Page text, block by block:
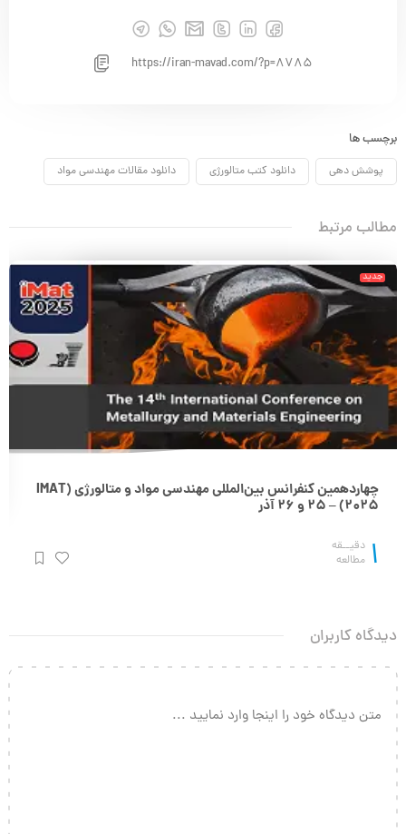
https://iran-mavad.com/?p=8785
برچسب ها
پوشش دهی دانلود کتب متالورژی دانلود مقالات مهندسی مواد
مطالب مرتبط
جدید
چهاردهمین کنفرانس بین‌المللی مهندسی مواد و متالورژی (IMAT
2025) – 25 و 26 آذر
1 دقیــقه
مطالعه
دیدگاه کاربران